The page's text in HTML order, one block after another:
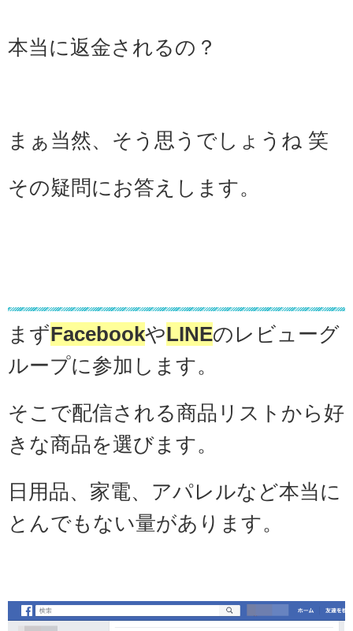
本当に返金されるの？
まぁ当然、 そう思うでしょうね 笑
その疑問にお答えします。
まずFacebookやLINEのレビューグ
ループに参加します。
そこで配信される商品リストから好
きな商品を選びます。
日用品、家電、アパレルなど本当に
とんでもない量があります。